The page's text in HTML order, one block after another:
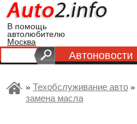
В помощь
автолюбителю
Москва
Автоновости
» Техобслуживание авто »
замена масла